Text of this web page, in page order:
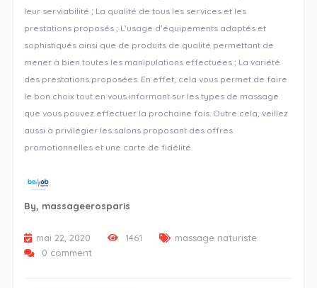
leur serviabilité ; La qualité de tous les services et les
prestations proposés ; L’usage d’équipements adaptés et
sophistiqués ainsi que de produits de qualité permettant de
mener à bien toutes les manipulations effectuées ; La variété
des prestations proposées. En effet, cela vous permet de faire
le bon choix tout en vous informant sur les types de massage
que vous pouvez effectuer la prochaine fois. Outre cela, veillez
aussi à privilégier les salons proposant des offres
promotionnelles et une carte de fidélité.
By, massageerosparis
mai 22, 2020 1461
massage naturiste
0 comment